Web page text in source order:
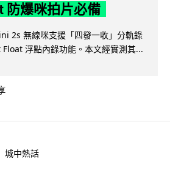
爆咪拍片必備
2s 無線咪支援「四發一收」分軌錄
浮點內錄功能。本文經實測其...
城中熱話